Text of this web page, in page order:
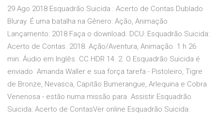
29 Ago 2018 Esquadrão Suicida : Acerto de Contas Dublado
Bluray. É uma batalha na Gênero: Ação, Animação
Lançamento: 2018 Faça o download. DCU: Esquadrão Suicida:
Acerto de Contas. ‪2018‬. Ação/Aventura, Animação. ‪1 h 26
min‬. Áudio em Inglês. ‪CC‬ ‪HDR‬ ‪14‬. 2. O Esquadrão Suicida é
enviado Amanda Waller e sua força tarefa - Pistoleiro, Tigre
de Bronze, Nevasca, Capitão Bumerangue, Arlequina e Cobra
Venenosa - estão numa missão para Assistir Esquadrão
Suicida: Acerto de ContasVer online Esquadrão Suicida: